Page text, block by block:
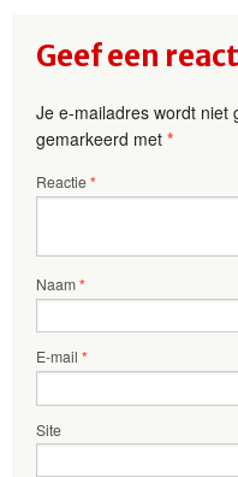
Geef een
Je e-mailadres wordt niet
gemarkeerd met *
Reactie*
Naam*
E-mail *
Site